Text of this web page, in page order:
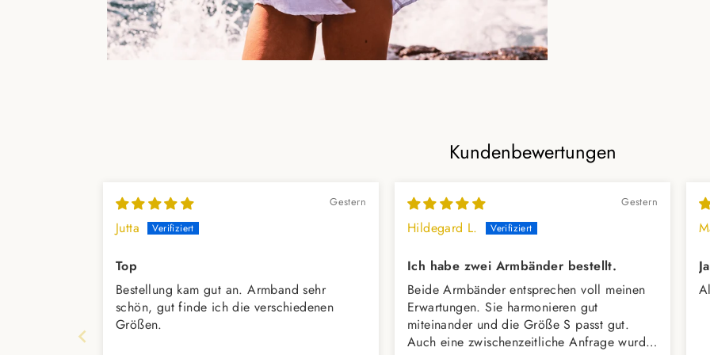
Kundenbewertungen
Gestern
Jutta
Top
Bestellung kam gut an. Armband sehr
schön, gut finde ich die verschiedenen
Größen.
Gestern
Hildegard L.
Ich habe zwei Armbänder bestellt.
Beide Armbänder entsprechen voll meinen
Erwartungen. Sie harmonieren gut
miteinander und die Größe S passt gut.
Auch eine zwischenzeitliche Anfrage wurde